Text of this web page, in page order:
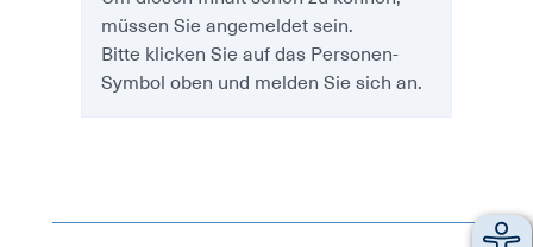
müssen Sie angemeldet sein.
Bitte klicken Sie auf das Personen-
Symbol oben und melden Sie sich an.